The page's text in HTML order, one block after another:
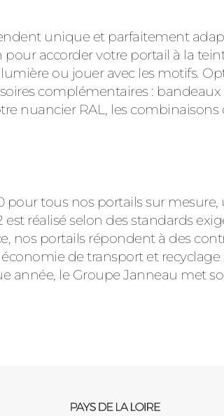
unique et parfaitement
accorder votre portail à la
ou jouer avec les motifs.
complémentaires :
nuancier RAL, les
tous nos portails sur
réalisé selon des standards
nos portails répondent à des
de transport et
année, le Groupe Janneau met